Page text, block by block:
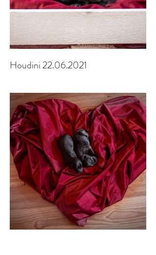
Houdini 22.06.2021